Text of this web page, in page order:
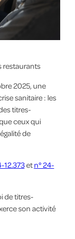
restaurants
2025, une
sanitaire : les
titres-
ceux qui
de
12.373et n° 24-
de titres-
son activité